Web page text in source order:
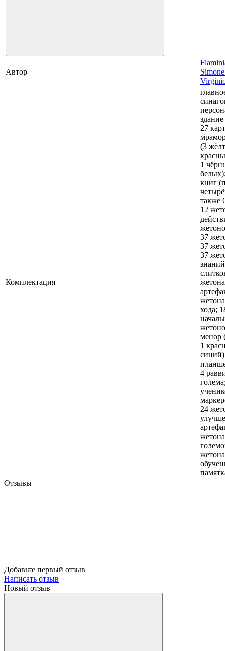
Автор
Комплектация
27
(3
1
книг
также
12
37
37
37
жетона
хода;
менор
1
4
24
Отзывы
Добавьте первый отзыв
Написать отзыв
Новый отзыв